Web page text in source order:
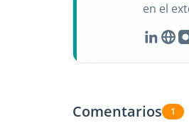
en el
Comentarios 1